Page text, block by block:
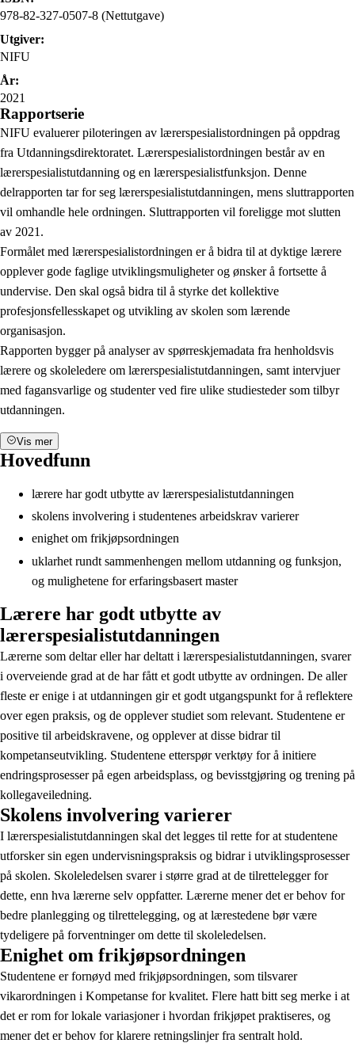
978-82-327-0507-8 (Nettutgave)
Utgiver:
NIFU
År:
2021
Rapportserie
NIFU evaluerer piloteringen av lærerspesialistordningen på oppdrag
fra Utdanningsdirektoratet. Lærerspesialistordningen består av en
lærerspesialistutdanning og en lærerspesialistfunksjon. Denne
delrapporten tar for seg lærerspesialistutdanningen, mens sluttrapporten
vil omhandle hele ordningen. Sluttrapporten vil foreligge mot slutten
av 2021.
Formålet med lærerspesialistordningen er å bidra til at dyktige lærere
opplever gode faglige utviklingsmuligheter og ønsker å fortsette å
undervise. Den skal også bidra til å styrke det kollektive
profesjonsfellesskapet og utvikling av skolen som lærende
organisasjon.
Rapporten bygger på analyser av spørreskjemadata fra henholdsvis
lærere og skoleledere om lærerspesialistutdanningen, samt intervjuer
med fagansvarlige og studenter ved fire ulike studiesteder som tilbyr
utdanningen.
Vis mer
Hovedfunn
lærere har godt utbytte av lærerspesialistutdanningen
skolens involvering i studentenes arbeidskrav varierer
enighet om frikjøpsordningen
uklarhet rundt sammenhengen mellom utdanning og funksjon,
og mulighetene for erfaringsbasert master
Lærere har godt utbytte av
lærerspesialistutdanningen
Lærerne som deltar eller har deltatt i lærerspesialistutdanningen, svarer
i overveiende grad at de har fått et godt utbytte av ordningen. De aller
fleste er enige i at utdanningen gir et godt utgangspunkt for å reflektere
over egen praksis, og de opplever studiet som relevant. Studentene er
positive til arbeidskravene, og opplever at disse bidrar til
kompetanseutvikling. Studentene etterspør verktøy for å initiere
endringsprosesser på egen arbeidsplass, og bevisstgjøring og trening på
kollegaveiledning.
Skolens involvering varierer
I lærerspesialistutdanningen skal det legges til rette for at studentene
utforsker sin egen undervisningspraksis og bidrar i utviklingsprosesser
på skolen. Skoleledelsen svarer i større grad at de tilrettelegger for
dette, enn hva lærerne selv oppfatter. Lærerne mener det er behov for
bedre planlegging og tilrettelegging, og at lærestedene bør være
tydeligere på forventninger om dette til skoleledelsen.
Enighet om frikjøpsordningen
Studentene er fornøyd med frikjøpsordningen, som tilsvarer
vikarordningen i Kompetanse for kvalitet. Flere hatt bitt seg merke i at
det er rom for lokale variasjoner i hvordan frikjøpet praktiseres, og
mener det er behov for klarere retningslinjer fra sentralt hold.